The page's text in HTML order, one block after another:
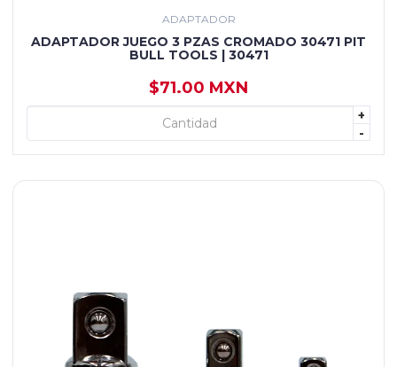
ADAPTADOR
ADAPTADOR JUEGO 3 PZAS CROMADO 30471 PIT
BULL TOOLS | 30471
$71.00 MXN
+
-
+ AGREGAR